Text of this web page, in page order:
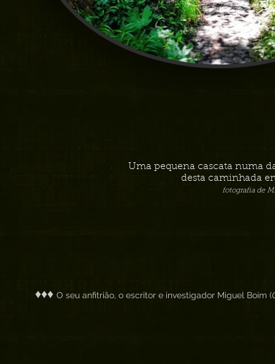
Uma pequena cascata numa
desta caminhada
fotografia de
♦♦♦ O seu anfitrião, o escritor e investigador Miguel Boim (